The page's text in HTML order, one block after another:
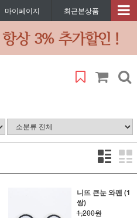
마이페이지 최근본상품
니뜨 큰눈 와펜 (1
쌍)
1,200원